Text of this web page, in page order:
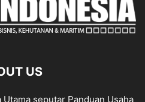
US
seputar Panduan Usaha